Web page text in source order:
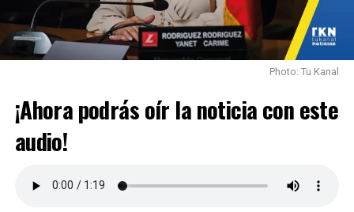
Photo: Tu Kanal
¡Ahora podrás oír la noticia con este
audio!